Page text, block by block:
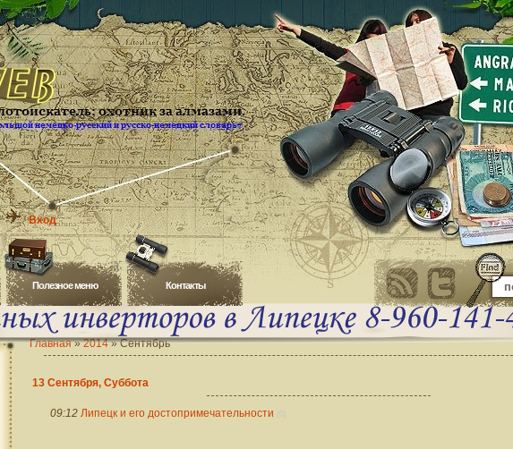
Вход
Полезное меню Контакты
Главная»2014 » Сентябрь
13 Сентября, Суббота
09:12 Липецк и его достопримечательности